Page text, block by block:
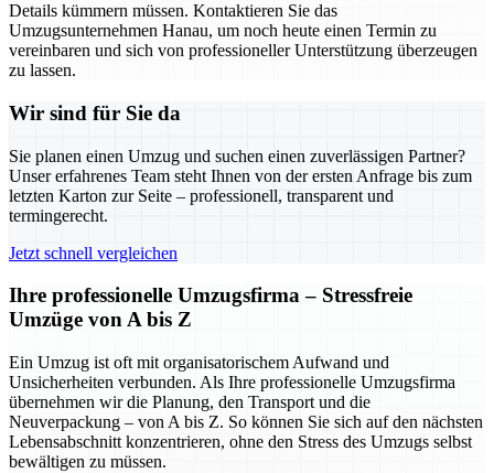
Details kümmern müssen. Kontaktieren Sie das
Umzugsunternehmen Hanau, um noch heute einen Termin zu
vereinbaren und sich von professioneller Unterstützung überzeugen
zu lassen.
Wir sind für Sie da
Sie planen einen Umzug und suchen einen zuverlässigen Partner?
Unser erfahrenes Team steht Ihnen von der ersten Anfrage bis zum
letzten Karton zur Seite – professionell, transparent und
termingerecht.
Jetzt schnell vergleichen
Ihre professionelle Umzugsfirma – Stressfreie
Umzüge von A bis Z
Ein Umzug ist oft mit organisatorischem Aufwand und
Unsicherheiten verbunden. Als Ihre professionelle Umzugsfirma
übernehmen wir die Planung, den Transport und die
Neuverpackung – von A bis Z. So können Sie sich auf den nächsten
Lebensabschnitt konzentrieren, ohne den Stress des Umzugs selbst
bewältigen zu müssen.